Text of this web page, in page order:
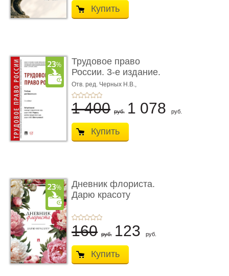
Купить
Трудовое право
России. 3-е издание.
Учебник для ...
Отв. ред. Черных Н.В.,
Шестерякова И.В.
1 400 руб. 1 078 руб.
Купить
Дневник флориста.
Дарю красоту
160 руб. 123 руб.
Купить